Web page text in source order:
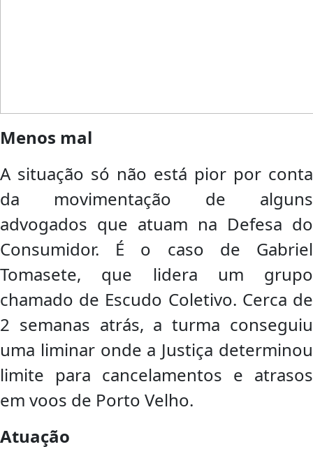
Menos mal
A situação só não está pior por conta
da movimentação de alguns
advogados que atuam na Defesa do
Consumidor. É o caso de Gabriel
Tomasete, que lidera um grupo
chamado de Escudo Coletivo. Cerca de
2 semanas atrás, a turma conseguiu
uma liminar onde a Justiça determinou
limite para cancelamentos e atrasos
em voos de Porto Velho.
Atuação